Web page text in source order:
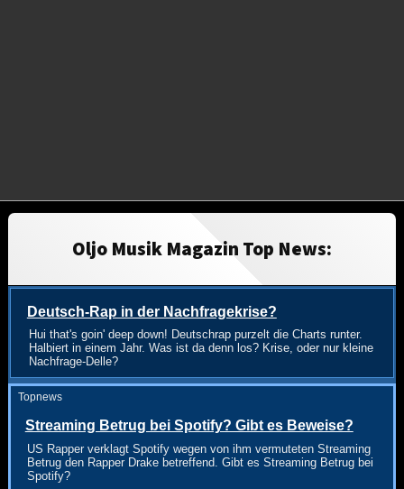
Oljo Musik Magazin Top News:
Deutsch-Rap in der Nachfragekrise?
Hui that's goin' deep down! Deutschrap purzelt die Charts runter.
Halbiert in einem Jahr. Was ist da denn los? Krise, oder nur kleine
Nachfrage-Delle?
Topnews
Streaming Betrug bei Spotify? Gibt es Beweise?
US Rapper verklagt Spotify wegen von ihm vermuteten Streaming
Betrug den Rapper Drake betreffend. Gibt es Streaming Betrug bei
Spotify?